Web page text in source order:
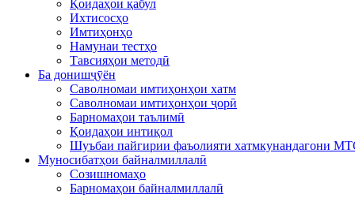
Қоидаҳои қабул
Ихтисосҳо
Имтиҳонҳо
Намунаи тестҳо
Тавсияҳои методӣ
Ба донишҷӯён
Саволномаи имтиҳонҳои хатм
Саволномаи имтиҳонҳои ҷорӣ
Барномаҳои таълимӣ
Қоидаҳои интиқол
Шуъбаи пайгирии фаъолияти хатмкунандагони
Муносибатҳои байналмиллалӣ
Созишномаҳо
Барномаҳои байналмиллалӣ